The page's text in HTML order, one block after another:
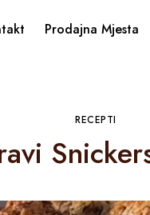
Prodajna Mjesta
RECEPTI